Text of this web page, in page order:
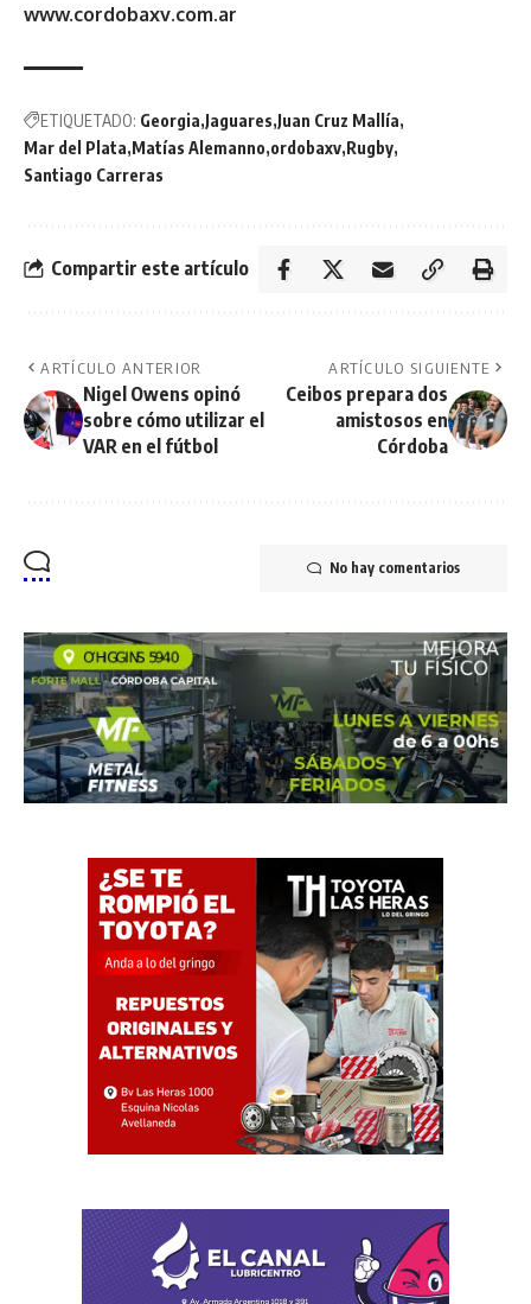
www.cordobaxv.com.ar
ETIQUETADO: Georgia Jaguares Juan Cruz Mallía
Mar del Plata Matías Alemanno ordobaxv Rugby
Santiago Carreras
Compartir este artículo
ARTÍCULO ANTERIOR
Nigel Owens opinó
sobre cómo utilizar el
VAR en el fútbol
ARTÍCULO SIGUIENTE
Ceibos prepara dos
amistosos en
Córdoba
No hay comentarios